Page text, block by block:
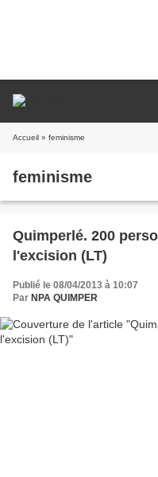
Accueil » feminisme
feminisme
Quimperlé. 200
l'excision (LT)
Publié le 08/04/2013 à 10:07
Par NPA QUIMPER